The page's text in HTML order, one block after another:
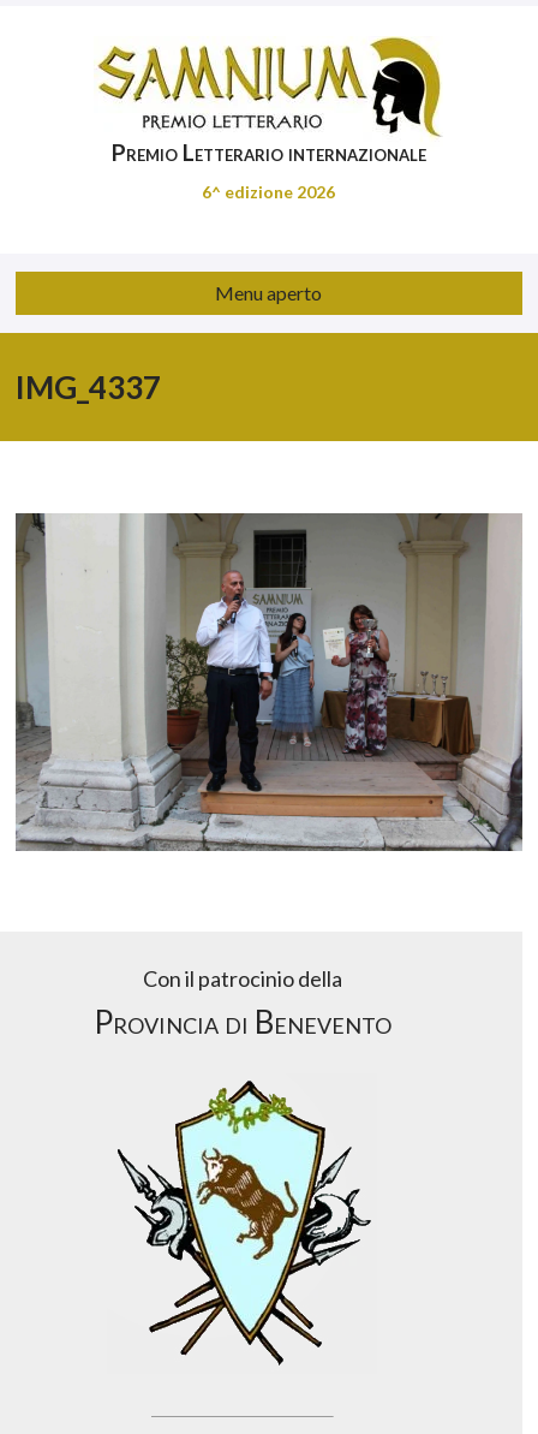
Premio Letterario internazionale
6^ edizione 2026
Menu aperto
IMG_4337
Con il patrocinio della
Provincia di Benevento